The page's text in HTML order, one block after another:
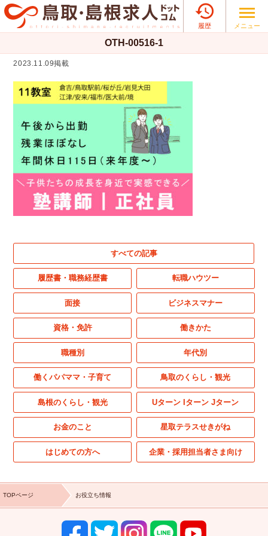

履歴 メニュー
OTH-00516-1
2023.11.09掲載
すべての記事
履歴書・職務経歴書 転職ハウツー
面接 ビジネスマナー
資格・免許 働きかた
職種別 年代別
働くパパママ・子育て 鳥取のくらし・観光
島根のくらし・観光 Uターン Iターン Jターン
お金のこと 星取テラスせきがね
はじめての方へ 企業・採用担当者さま向け
TOPページ お役立ち情報